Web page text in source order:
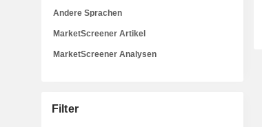
Andere Sprachen
MarketScreener Artikel
MarketScreener Analysen
Filter